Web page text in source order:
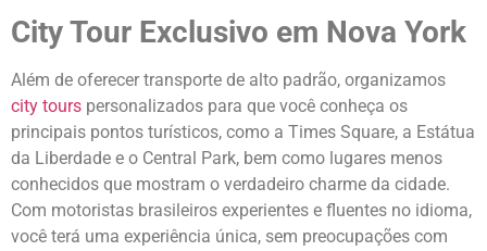
City Tour Exclusivo em Nova York
Além de oferecer transporte de alto padrão, organizamos
city tours personalizados para que você conheça os
principais pontos turísticos, como a Times Square, a Estátua
da Liberdade e o Central Park, bem como lugares menos
conhecidos que mostram o verdadeiro charme da cidade.
Com motoristas brasileiros experientes e fluentes no idioma,
você terá uma experiência única, sem preocupações com